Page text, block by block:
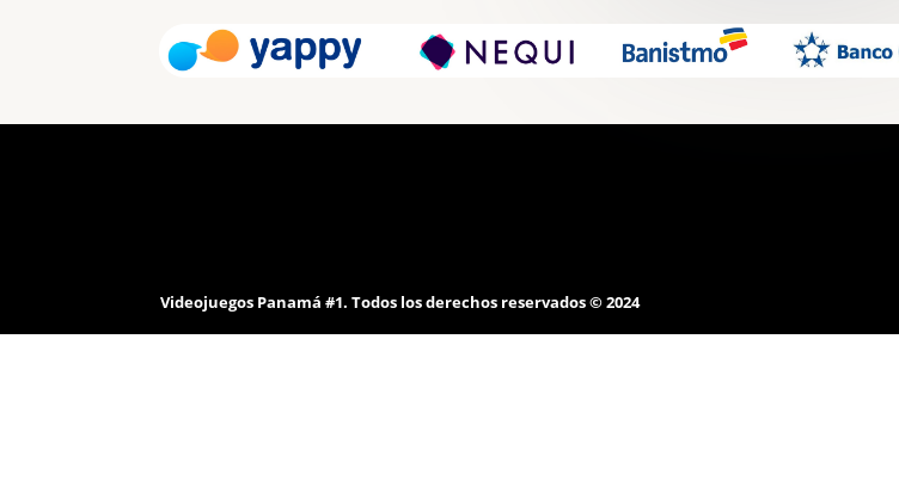
Videojuegos Panamá #1. Todos los derechos reservados © 2024